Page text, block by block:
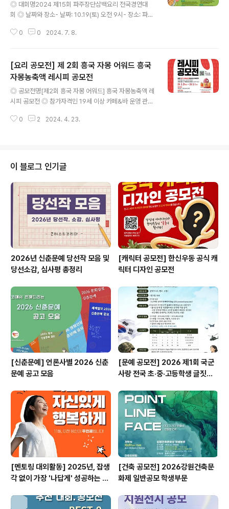
◎ 대회명2024 제15회 파주장단삼백요리 전국경연대
회 ◎ 날짜와 장소- 날짜: 10.19(토) 오전 9시- 장소: 파주
단콩, 개성인삼, 한수위쌀) 요리경연- 파주 장단콩, 개성인
특색 있고 대중적으로 판매 가능한 외식산업용 파주장단삼
백요리 ◎ 참가대상1인 또는 2인 1조로 누구나 참가가
능 ◎ 접수기한2024.9.23(월)까지 단품요리로만 접수 받
음/팀별 접수 작품수 제한 없음 ◎ 접수방법한국식생활개
팝업창 http://www.yori.or.kr/(가능하면 홈페이지 접수
0 0 2024. 7. 8.
[요리 공모전] 제 2회 흥국 자몽 어워드 흥국
자몽농축액 레시피 공모전
◎ 공모전명[제2회 흥국 자몽 어워드] 흥국 자몽농축액 레
시피 공모전 ◎ 참가자격민 19세 이상 카페&바 운영 관계
구나 ◎ 공모 주제누적판매 1억잔, 흥국 자몽농축액을 활
21(목) ~ 2024. 05. 01(수) ◎ 공모 부문- 카페 음료 부
문 (알코올성 음료 제외)- 칵테일 부문 (비알코올성(목테
일) 음료 제외) ◎ 평가 항목- 메뉴 평가 : 맛과 향 / 비주얼
(모양, 색 등) / 자몽농축액 활용도- 전문 평가 : 독창성 / 대
중성..
0 2 2024. 4. 23.
이 블로그 인기글
2026년 신춘문예 당선작 모음 및
당선소감, 심사평 총정리
[캐릭터 공모전] 한신우동 공식 캐
릭터 디자인 공모전
[신춘문예] 언론사별 2026 신춘
문예 공고 모음
[문예 공모전] 2026 제1회 국군
사랑 전국 초·중·고등학생 글짓기
[멘토링 대외활동] 2025년, 잡생
각 없이 가장 '나답게' 성공하는 법
[건축 공모전] 2026강원건축문
화제 일반공모 학생부문